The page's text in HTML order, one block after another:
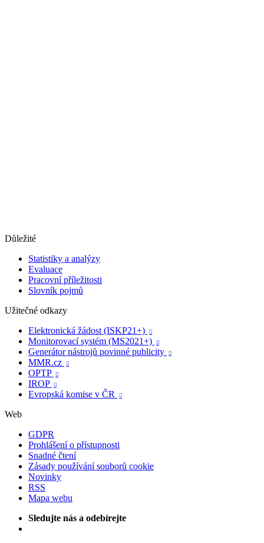
Důležité
Statistiky a analýzy
Evaluace
Pracovní příležitosti
Slovník pojmů
Užitečné odkazy
Elektronická žádost (ISKP21+)

Monitorovací systém (MS2021+) 
Generátor nástrojů povinné publicity 
MMR.cz 
OPTP 
IROP 
Evropská komise v ČR 
Web
GDPR
Prohlášení o přístupnosti
Snadné čtení
Zásady používání souborů cookie
Novinky
RSS
Mapa webu
Sledujte nás a odebírejte